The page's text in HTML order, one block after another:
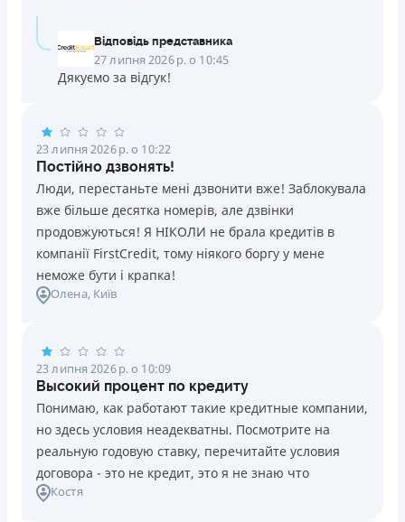
Відповідь представника
27 липня 2026 р. о 10:45
Дякуємо за відгук!
23 липня 2026 р. о 10:22
Постійно дзвонять!
Люди, перестаньте мені дзвонити вже! Заблокувала
вже більше десятка номерів, але дзвінки
продовжуються! Я НІКОЛИ не брала кредитів в
компанії FirstCredit, тому ніякого боргу у мене
неможе бути і крапка!
Олена, Київ
23 липня 2026 р. о 10:09
Высокий процент по кредиту
Понимаю, как работают такие кредитные компании,
но здесь условия неадекватны. Посмотрите на
реальную годовую ставку, перечитайте условия
договора - это не кредит, это я не знаю что
Костя